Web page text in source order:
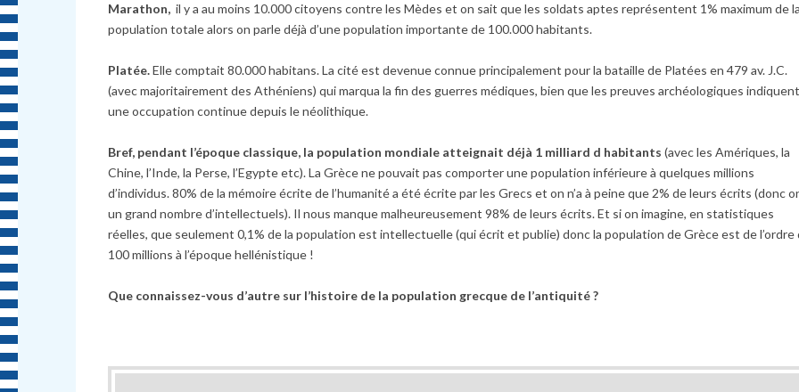
Marathon, il y a au moins 10.000 citoyens contre les Mèdes et on sait que les soldats aptes représentent 1% maximum de
population totale alors on parle déjà d’une population importante de 100.000 habitants.
Platée.Elle comptait 80.000 habitans. La cité est devenue connue principalement pour la bataille de Platées en 479 av. J.C.
(avec majoritairement des Athéniens) qui marqua la fin des guerres médiques, bien que les preuves archéologiques
une occupation continue depuis le néolithique.
Bref, pendant l’époque classique, la population mondiale atteignait déjà 1 milliard d habitants (avec les Amériques, la
Chine, l’Inde, la Perse, l’Egypte etc). La Grèce ne pouvait pas comporter une population inférieure à quelques millions
d’individus. 80% de la mémoire écrite de l’humanité a été écrite par les Grecs et on n’a à peine que 2% de leurs écrits (donc
un grand nombre d’intellectuels). Il nous manque malheureusement 98% de leurs écrits. Et si on imagine, en statistiques
réelles, que seulement 0,1% de la population est intellectuelle (qui écrit et publie) donc la population de Grèce est de l’ordre
100 millions à l’époque hellénistique !
Que connaissez-vous d’autre sur l’histoire de la population grecque de l’antiquité ?